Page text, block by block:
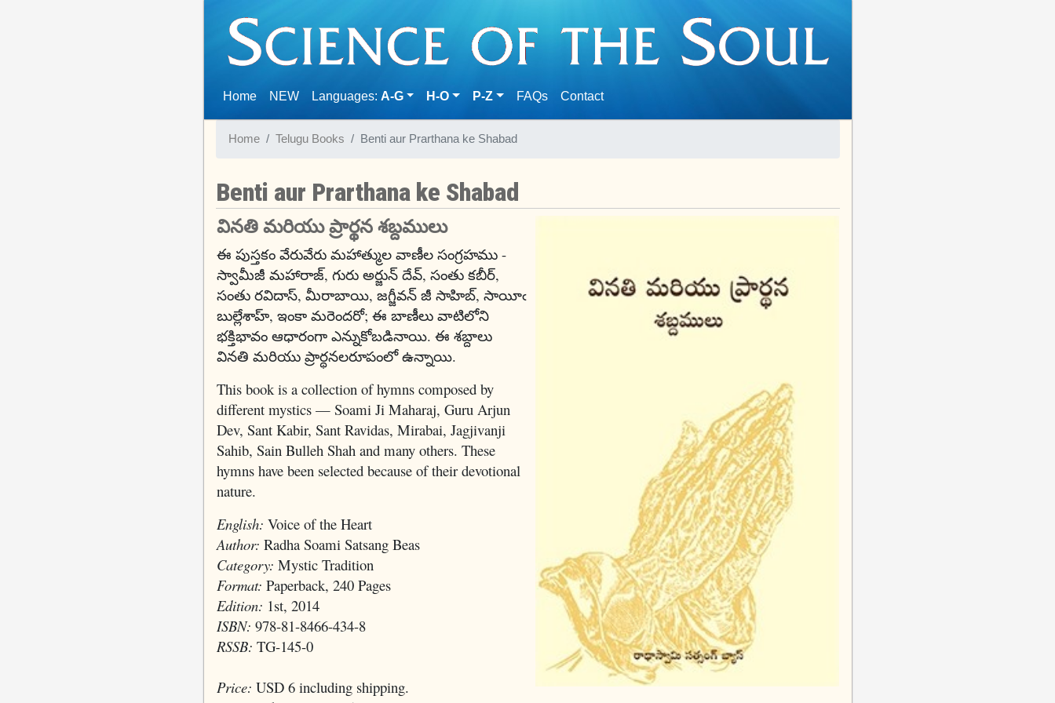
Home(current)
NEW Languages: A-G H-O P-Z FAQs Contact(current)
Home Telugu Books Benti aur Prarthana ke Shabad
Benti aur Prarthana ke Shabad
వినతి మరియు ప్రార్థన శబ్దములు
ఈ పుస్తకం వేరువేరు మహాత్ముల వాణీల సంగ్రహము -
స్వామీజీ మహారాజ్, గురు అర్జున్ దేవ్, సంతు కబీర్,
సంతు రవిదాస్, మీరాబాయి, జగ్జీవన్ జీ సాహిబ్, సాయీఁ
బుల్లేశాహ్, ఇంకా మరెందరో; ఈ బాణీలు వాటిలోని
భక్తిభావం ఆధారంగా ఎన్నుకోబడినాయి. ఈ శబ్దాలు
వినతి మరియు ప్రార్థనలరూపంలో ఉన్నాయి.
This book is a collection of hymns composed by
different mystics — Soami Ji Maharaj, Guru Arjun
Dev, Sant Kabir, Sant Ravidas, Mirabai, Jagjivanji
Sahib, Sain Bulleh Shah and many others. These
hymns have been selected because of their devotional
nature.
English: Voice of the Heart
Author: Radha Soami Satsang Beas
Category: Mystic Tradition
Format: Paperback, 240 Pages
Edition: 1st, 2014
ISBN: 978-81-8466-434-8
RSSB: TG-145-0
Price: USD 6 including shipping.